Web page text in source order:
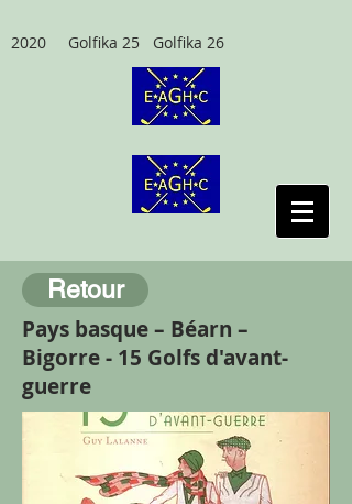
2020 Golfika 25 Golfika 26
Retour
Pays basque – Béarn –
Bigorre - 15 Golfs d'avant-
guerre